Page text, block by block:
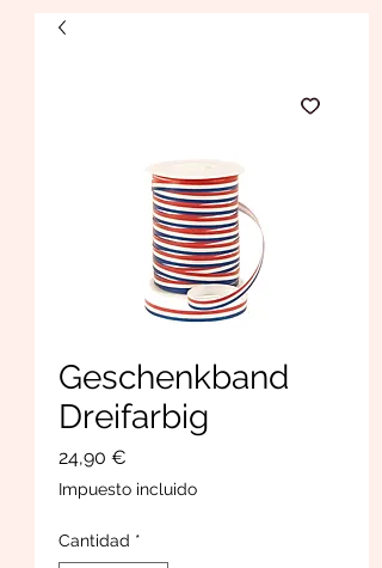
Geschenkband
Dreifarbig
24,90 €
Impuesto incluido
Cantidad *